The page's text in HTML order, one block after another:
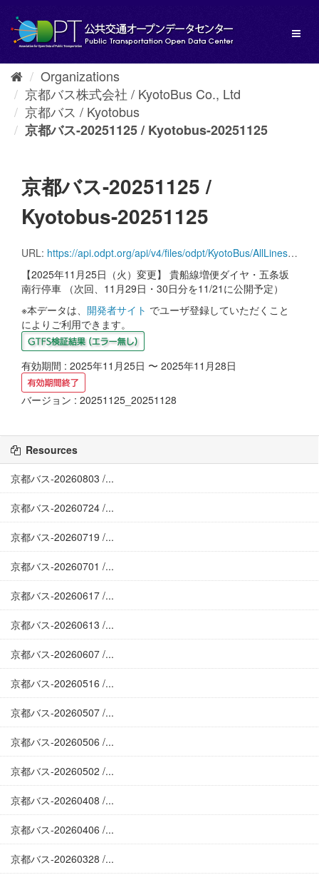
content
Organizations
京都バス株式会社 / KyotoBus Co., Ltd
京都バス / Kyotobus
京都バス-20251125 / Kyotobus-20251125
京都バス-20251125 /
Kyotobus-20251125
URL: https://api.odpt.org/api/v4/files/odpt/KyotoBus/AllLinesAnotherversion.zip?date=20251125&acl:consumerKey=[アクセストークン/YOUR_ACCESS_TOKEN]
【2025年11月25日（火）変更】 貴船線増便ダイヤ・五条坂
南行停車 （次回、11月29日・30日分を11/21に公開予定）
※本データは、 開発者サイト でユーザ登録していただくこと
によりご利用できます。
有効期間 : 2025年11月25日 〜 2025年11月28日
バージョン : 20251125_20251128
Resources
京都バス-20260803 /...
京都バス-20260724 /...
京都バス-20260719 /...
京都バス-20260701 /...
京都バス-20260617 /...
京都バス-20260613 /...
京都バス-20260607 /...
京都バス-20260516 /...
京都バス-20260507 /...
京都バス-20260506 /...
京都バス-20260502 /...
京都バス-20260408 /...
京都バス-20260406 /...
京都バス-20260328 /...